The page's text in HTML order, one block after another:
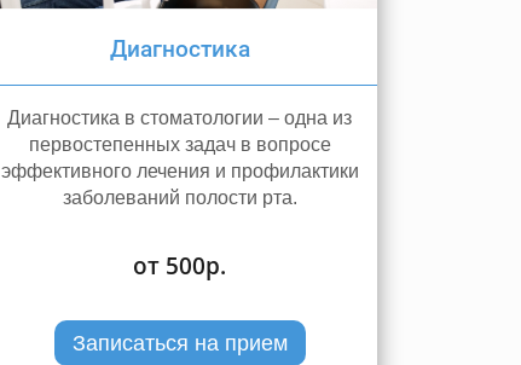
Диагностика
Диагностика в стоматологии – одна из
первостепенных задач в вопросе
эффективного лечения и профилактики
заболеваний полости рта.
от 500р.
Записаться на прием